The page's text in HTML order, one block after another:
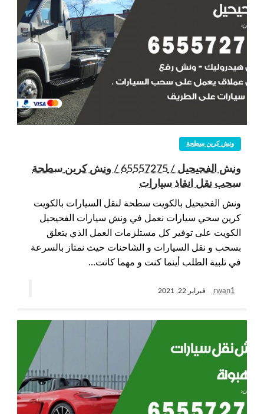
ونش كرين سطحة
ونش الفحيحيل / 65557275 / ونش كرين سطحة
سحب نقل انقاذ سيارات
ونش الفحيحيل بالكويت سطحة لنقل السيارات بالكويت
كرين سحي سيارات نعمل في ونش سيارات الفحيحيل
الكويت على توفير كل مستلزمات العمل الذي يتعلق
بسحب و نقل السيارات و الشاحنات حيث نمتاز بالسرعة
في تلبية الطلب أينما كنت و مهما كانت…
rwan1 فبراير 22, 2021